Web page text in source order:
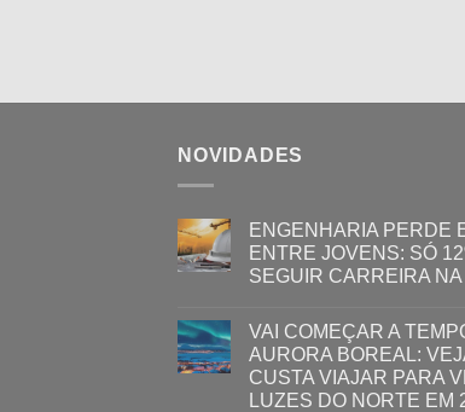
NOVIDADES
ENGENHARIA PERDE
ENTRE JOVENS: SÓ
SEGUIR CARREIRA
VAI COMEÇAR A
AURORA BOREAL:
CUSTA VIAJAR PARA
LUZES DO NORTE EM